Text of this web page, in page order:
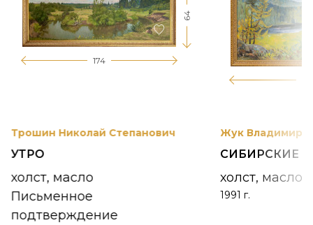
174
64
Трошин Николай Степанович
УТРО
холст, масло
Письменное
подтверждение
Жук Владимир
СИБИРСКИЕ
холст, масло
1991 г.